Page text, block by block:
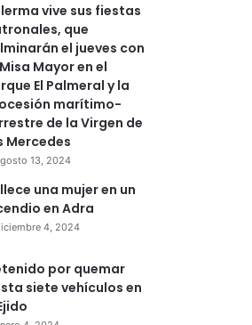
vive sus fiestas
que
el jueves con
Mayor en el
El Palmeral y la
marítimo-
de la Virgen de
Mercedes
13, 2024
una mujer en un
en Adra
4, 2024
por quemar
siete vehículos en